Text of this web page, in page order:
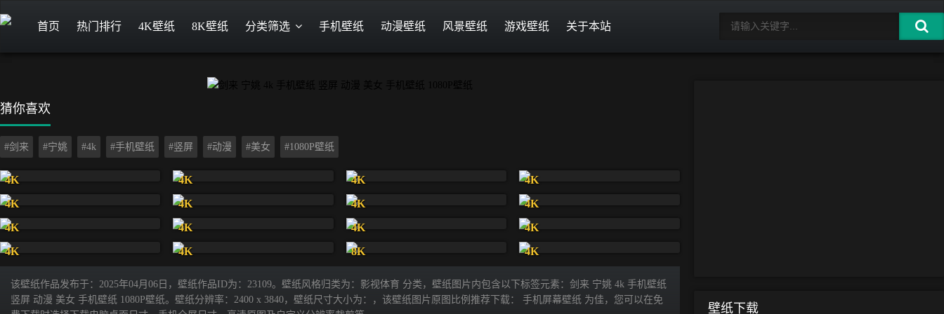
首页 热门排行 4K壁纸 8K壁纸 分类筛选 手机壁纸 动漫壁纸 风景壁纸 游戏壁纸 关于本站
猜你喜欢
#剑来 #宁姚 #4k #手机壁纸 #竖屏 #动漫 #美女 #1080P壁纸
4K 4K 4K
4K
4K
4K 4K
4K
4K
4K 4K
4K
4K
4K 8K 4K
该壁纸作品发布于：2025年04月06日，壁纸作品ID为：23109。壁纸风格归类为：影视体育 分类，壁纸图片内包含以下标签元素：剑来 宁姚 4k 手机壁纸
竖屏 动漫 美女 手机壁纸 1080P壁纸。壁纸分辨率：2400 x 3840，壁纸尺寸大小为：，该壁纸图片原图比例推荐下载： 手机屏幕壁纸 为佳，您可以在免
壁纸下载